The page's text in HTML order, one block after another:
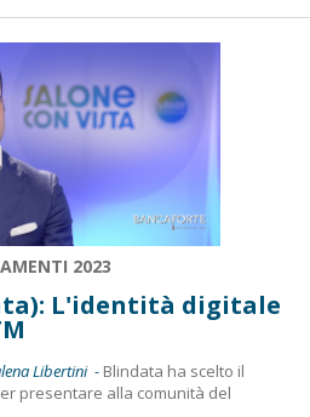
2023
L'identità digitale
Libertini - Blindata ha scelto il
presentare alla comunità del